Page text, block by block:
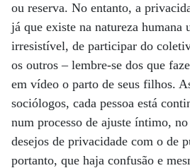
ou reserva. No entanto, a
já que existe na natureza humana
irresistível, de participar do
os outros – lembre-se dos que
em vídeo o parto de seus filhos.
sociólogos, cada pessoa está
num processo de ajuste íntimo,
desejos de privacidade com o de
portanto, que haja confusão e